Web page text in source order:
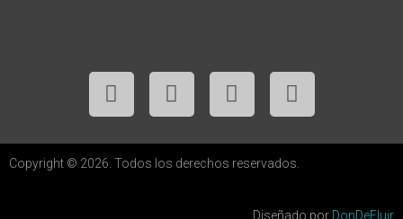
Copyright © 2026. Todos los derechos reservados.
Diseñado por DonDeFluir